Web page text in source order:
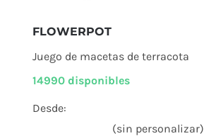
FLOWERPOT
Juego de macetas de terracota
14990 disponibles
Desde:
(sin personalizar)